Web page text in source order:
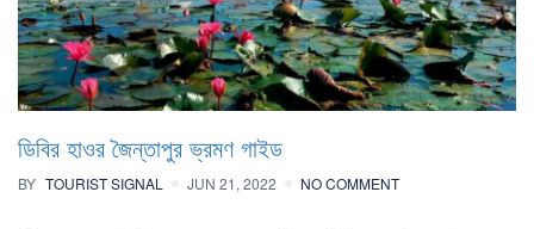
ডিবির হাওর জৈন্তাপুর ভ্রমণ গাইড
BY TOURIST SIGNAL JUN 21, 2022 NO COMMENT